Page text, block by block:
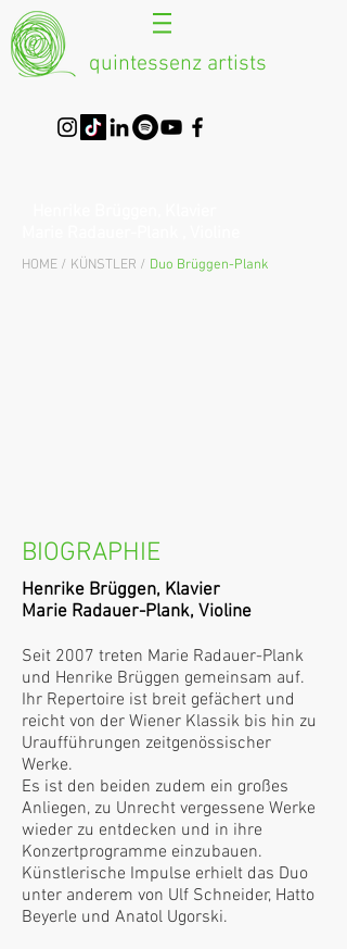
quintessenz artists
HOME / KÜNSTLER / Duo Brüggen-Plank
BIOGRAPHIE
Henrike Brüggen, Klavier
Marie Radauer-Plank, Violine
Seit 2007 treten Marie Radauer-Plank
und Henrike Brüggen gemeinsam auf.
Ihr Repertoire ist breit gefächert und
reicht von der Wiener Klassik bis hin zu
Uraufführungen zeitgenössischer
Werke.
Es ist den beiden zudem ein großes
Anliegen, zu Unrecht vergessene Werke
wieder zu entdecken und in ihre
Konzertprogramme einzubauen.
Künstlerische Impulse erhielt das Duo
unter anderem von Ulf Schneider, Hatto
Beyerle und Anatol Ugorski.